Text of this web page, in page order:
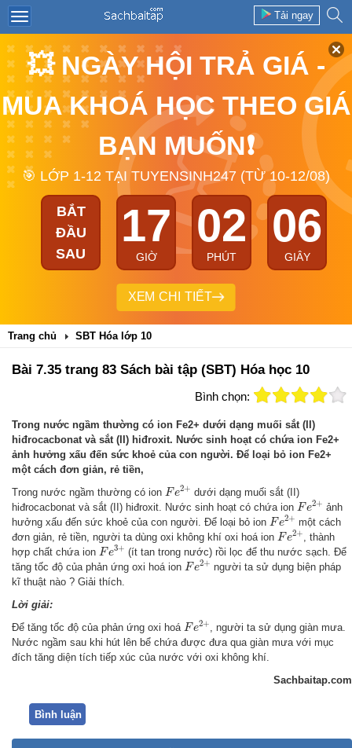
Tải ngay
💥 NGÀY HỘI TRẢ GIÁ -
MUA KHOÁ HỌC THEO GIÁ
BẠN MUỐN❗
🎯 LỚP 1-12 TẠI TUYENSINH247 (TỪ 10-12/08)
BẮT
ĐẦU
SAU
17
GIỜ
02
PHÚT
05
GIÂY
XEM CHI TIẾT
Trang chủ SBT Hóa lớp 10
Bài 7.35 trang 83 Sách bài tập (SBT) Hóa học 10
Bình chọn:
Trong nước ngầm thường có ion Fe2+ dưới dạng muối sắt (II)
hiđrocacbonat và sắt (II) hiđroxit. Nước sinh hoạt có chứa ion Fe2+
ảnh hưởng xấu đến sức khoẻ của con người. Để loại bỏ ion Fe2+
một cách đơn giản, rẻ tiền,
Trong nước ngầm thường có ion Fe2+
Fe 2 +
dưới dạng muối sắt (II)
hiđrocacbonat và sắt (II) hiđroxit. Nước sinh hoạt có chứa ion Fe2+
Fe 2 +
ảnh
hưởng xấu đến sức khoẻ của con người. Để loại bỏ ion Fe2+
Fe2+
một cách
đơn giản, rẻ tiền, người ta dùng oxi không khí oxi hoá ion Fe2+
Fe 2 +
, thành
hợp chất chứa ion Fe3+
Fe3+
(ít tan trong nước) rồi lọc để thu nước sạch. Để
tăng tốc độ của phản ứng oxi hoá ion Fe2+
Fe2+
người ta sử dụng biện pháp
kĩ thuật nào ? Giải thích.
Lời giải:
Để tăng tốc độ của phản ứng oxi hoá Fe2+
Fe 2 +
, người ta sử dụng giàn mưa.
Nước ngầm sau khi hút lên bể chứa được đưa qua giàn mưa với mục
đích tăng diện tích tiếp xúc của nước với oxi không khí.
Sachbaitap.com
Bình luận